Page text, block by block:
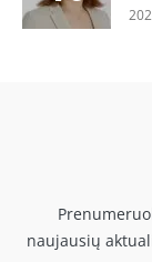
naujausių